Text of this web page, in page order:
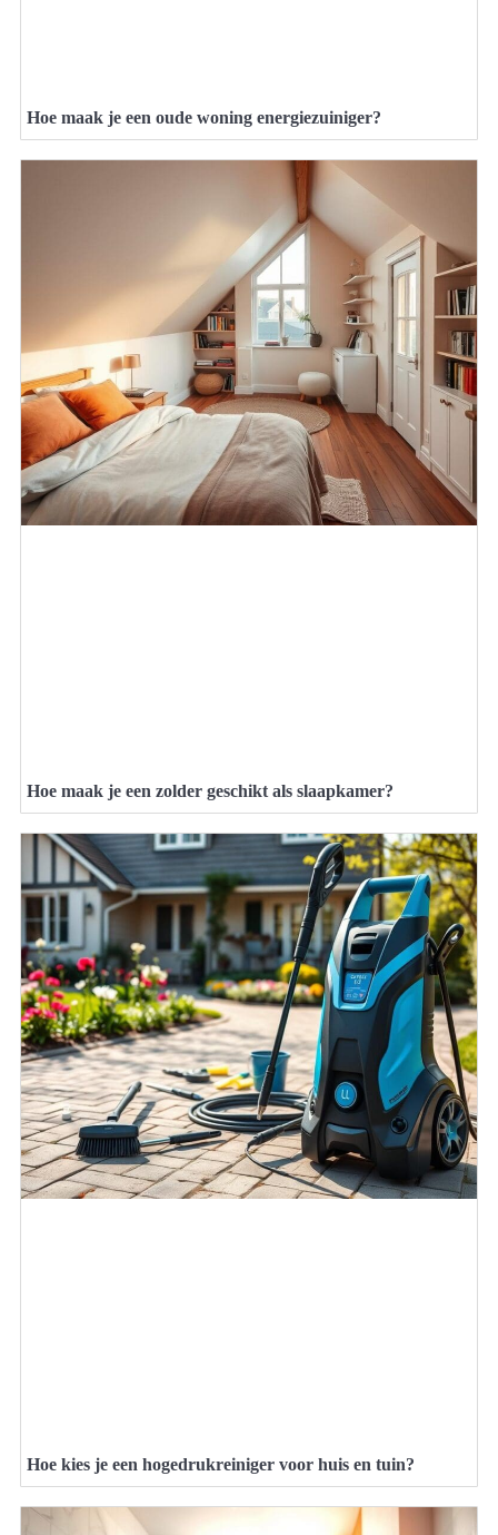
Hoe maak je een oude woning energiezuiniger?
Hoe maak je een zolder geschikt als slaapkamer?
Hoe kies je een hogedrukreiniger voor huis en tuin?